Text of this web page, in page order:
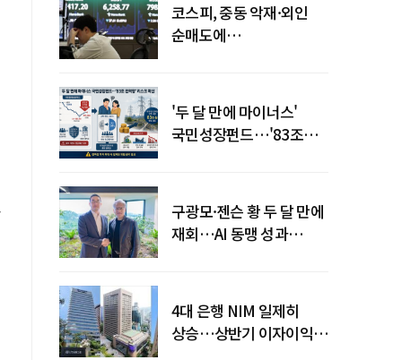
코스피, 중동 악재·외인
순매도에
'두 달 만에 마이너스'
국민성장펀드…'83조
구광모·젠슨 황 두 달 만에
재회…AI 동맹 성과
4대 은행 NIM 일제히
상승…상반기 이자이익